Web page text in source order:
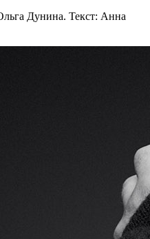
Дунина. Текст: Анна